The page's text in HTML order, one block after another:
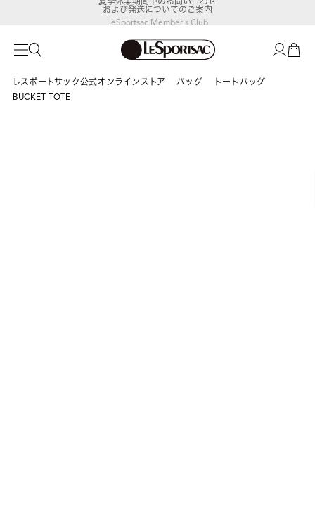
LeSportsac Member's Club
ポイントアップキャンペーン開催中
および発送についてのご案内
レスポートサック公式オンラインストア バッグ
トートバッグ
BUCKET TOTE